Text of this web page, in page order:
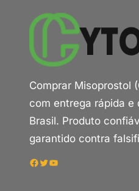
Comprar Misoprostol
com entrega rápida e
Brasil. Produto
garantido contra
Facebook Twitter Youtube